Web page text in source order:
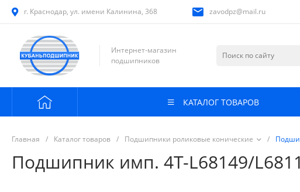
г. Краснодар, ул. имени Калинина, 368 zavodpz@mail.ru
Интернет-магазин
подшипников
КАТАЛОГ ТОВАРОВ
Главная / Каталог товаров / Подшипники роликовые конические /
Подшипник имп. 4T-L68149/